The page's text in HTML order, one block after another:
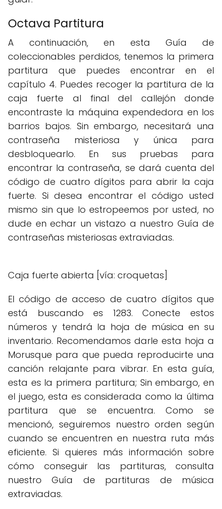
Octava Partitura
A continuación, en esta Guía de
coleccionables perdidos, tenemos la primera
partitura que puedes encontrar en el
capítulo 4. Puedes recoger la partitura de la
caja fuerte al final del callejón donde
encontraste la máquina expendedora en los
barrios bajos. Sin embargo, necesitará una
contraseña misteriosa y única para
desbloquearlo. En sus pruebas para
encontrar la contraseña, se dará cuenta del
código de cuatro dígitos para abrir la caja
fuerte. Si desea encontrar el código usted
mismo sin que lo estropeemos por usted, no
dude en echar un vistazo a nuestro Guía de
contraseñas misteriosas extraviadas.
Caja fuerte abierta [vía: croquetas]
El código de acceso de cuatro dígitos que
está buscando es 1283. Conecte estos
números y tendrá la hoja de música en su
inventario. Recomendamos darle esta hoja a
Morusque para que pueda reproducirte una
canción relajante para vibrar. En esta guía,
esta es la primera partitura; Sin embargo, en
el juego, esta es considerada como la última
partitura que se encuentra. Como se
mencionó, seguiremos nuestro orden según
cuando se encuentren en nuestra ruta más
eficiente. Si quieres más información sobre
cómo conseguir las partituras, consulta
nuestro Guía de partituras de música
extraviadas.